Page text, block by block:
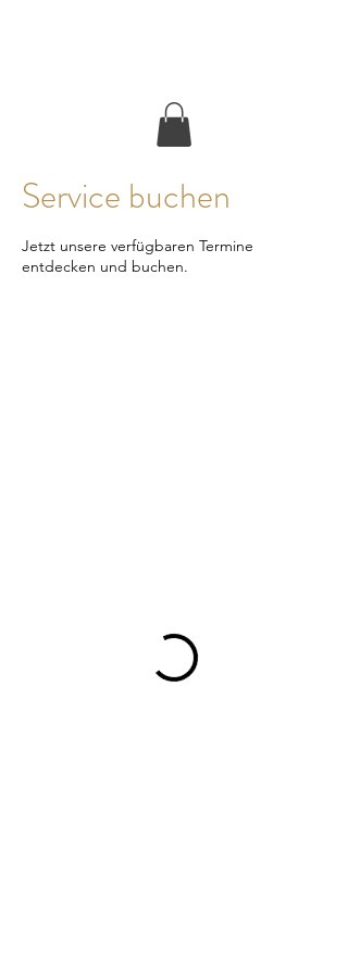
Service buchen
Jetzt unsere verfügbaren Termine
entdecken und buchen.